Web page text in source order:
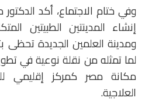
وفي ختام الاجتماع، أكد
إنشاء المدينتين الطبيتين
ومدينة العلمين الجديدة
لما تمثله من نقلة نوعية في
مكانة مصر كمركز إقليمي
العلاجية.